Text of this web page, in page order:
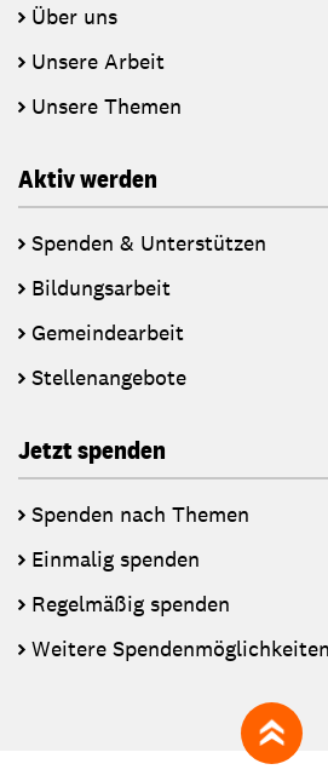
Über uns
Unsere Arbeit
Unsere Themen
Aktiv werden
Spenden & Unterstützen
Bildungsarbeit
Gemeindearbeit
Stellenangebote
Jetzt spenden
Spenden nach Themen
Einmalig spenden
Regelmäßig spenden
Weitere Spendenmöglichkeiten
zum